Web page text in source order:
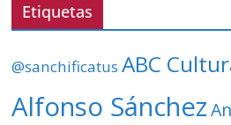
í
e
Etiquetas
@sanchificatus ABC
Alfonso Sánchez